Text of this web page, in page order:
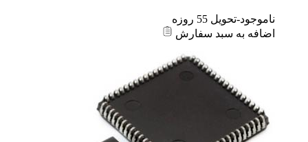
ناموجود-تحویل 55 روزه
اضافه به سبد سفارش